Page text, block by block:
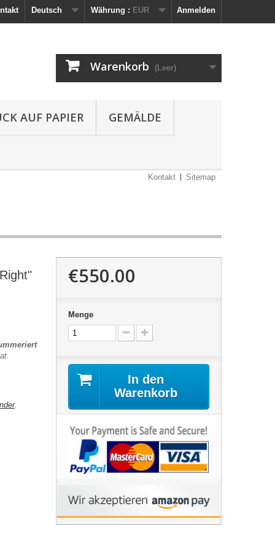
Anmelden
Währung : EUR
Deutsch
Warenkorb (Leer)
AUF PAPIER GEMÄLDE
Kontakt Sitemap
.
€550.00
Menge
In den
Warenkorb